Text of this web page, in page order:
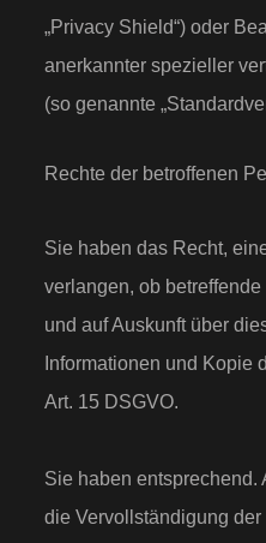
„Privacy Shield“) oder
anerkannter spezieller
(so genannte
Rechte der betroffenen
Sie haben das Recht,
verlangen, ob
und auf Auskunft über
Informationen und Kopie
Art. 15 DSGVO.
Sie haben entsprechend.
die Vervollständigung